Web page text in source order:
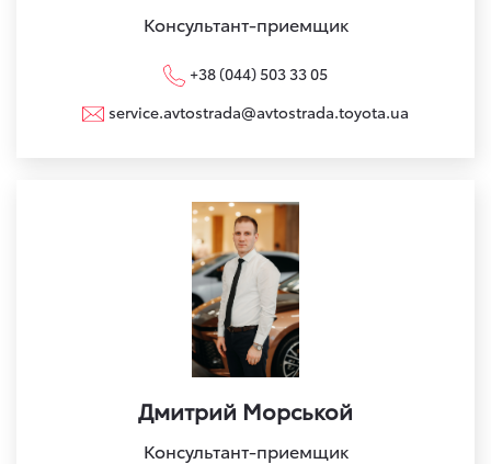
Консультант-приемщик
+38 (044) 503 33 05
service.avtostrada@avtostrada.toyota.ua
Дмитрий Морськой
Консультант-приемщик